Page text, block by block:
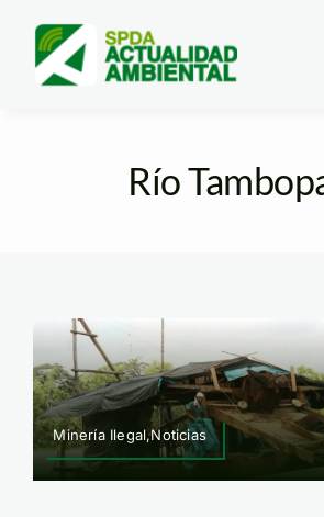
content
Río
Minería Ilegal,Noticias